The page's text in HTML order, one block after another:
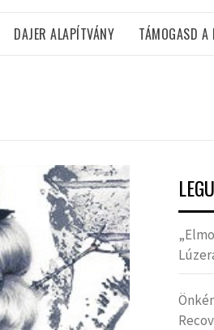
DAJER ALAPÍTVÁNY TÁMOGASD A